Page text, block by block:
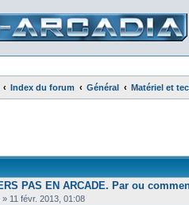
Index du forum Général Matériel et
PAS EN ARCADE. Par ou
» 11 févr. 2013, 01:08